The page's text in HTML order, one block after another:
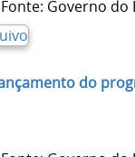
Governo do
do